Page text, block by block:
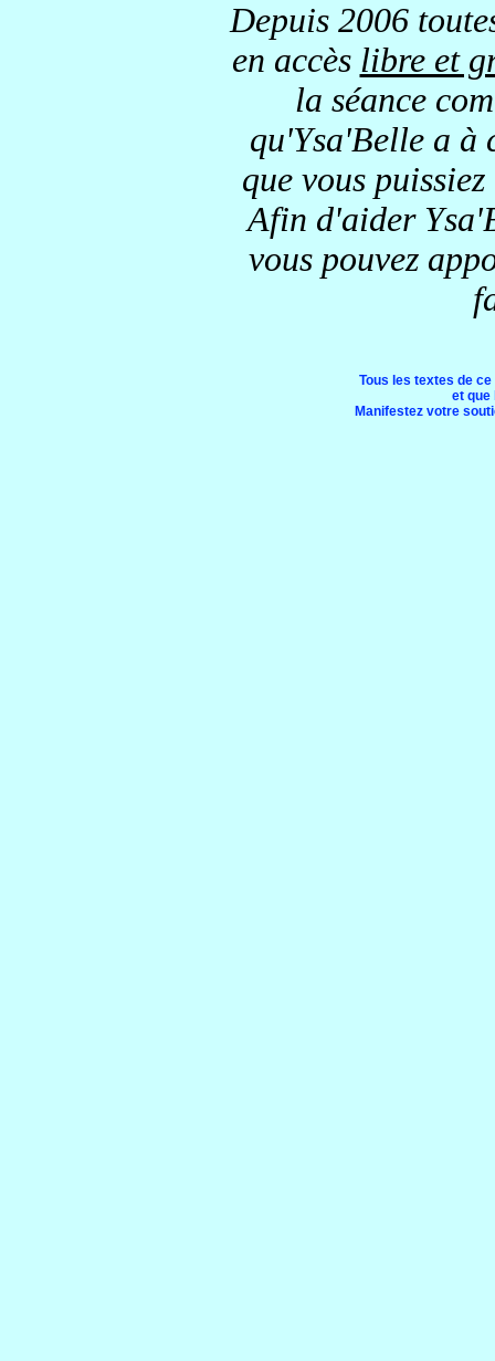
Depuis 2006
en accès libre et
la séance
qu'Ysa'Belle a à
que vous
Afin d'aider
vous pouvez
Tous les textes de
et
Manifestez votre